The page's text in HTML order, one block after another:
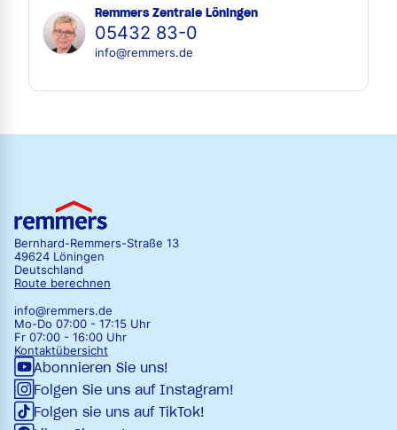
Remmers Zentrale Löningen
05432 83-0
info@remmers.de
Bernhard-Remmers-Straße 13
49624 Löningen
Deutschland
Route berechnen
info@remmers.de
Mo-Do 07:00 - 17:15 Uhr
Fr 07:00 - 16:00 Uhr
Kontaktübersicht
Abonnieren Sie uns!
Folgen Sie uns auf Instagram!
Folgen sie uns auf TikTok!